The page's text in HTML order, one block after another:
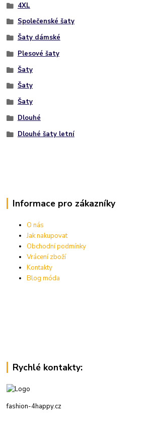
4XL
Společenské šaty
Šaty dámské
Plesové šaty
Šaty
Šaty
Šaty
Dlouhé
Dlouhé šaty letní
Informace pro zákazníky
O nás
Jak nakupovat
Obchodní podmínky
Vrácení zboží
Kontakty
Blog móda
Rychlé kontakty:
fashion-4happy.cz